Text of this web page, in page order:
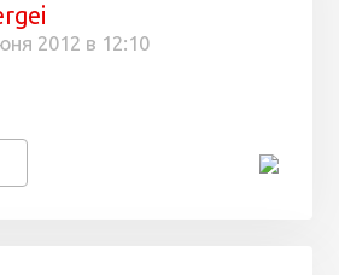
2012 в 12:10